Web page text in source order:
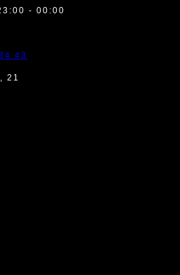
- 00:00
43
21